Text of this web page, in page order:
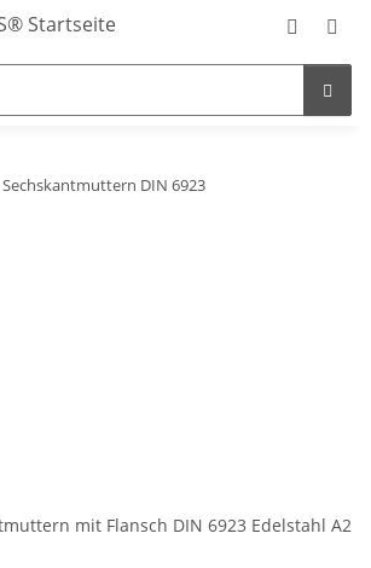
Sechskantmuttern DIN 6923